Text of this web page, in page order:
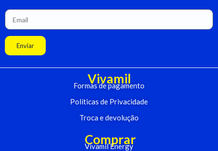
Enviar
Vivamil
Formas de pagamento
Políticas de Privacidade
Troca e devolução
Comprar
Vivamil Energy